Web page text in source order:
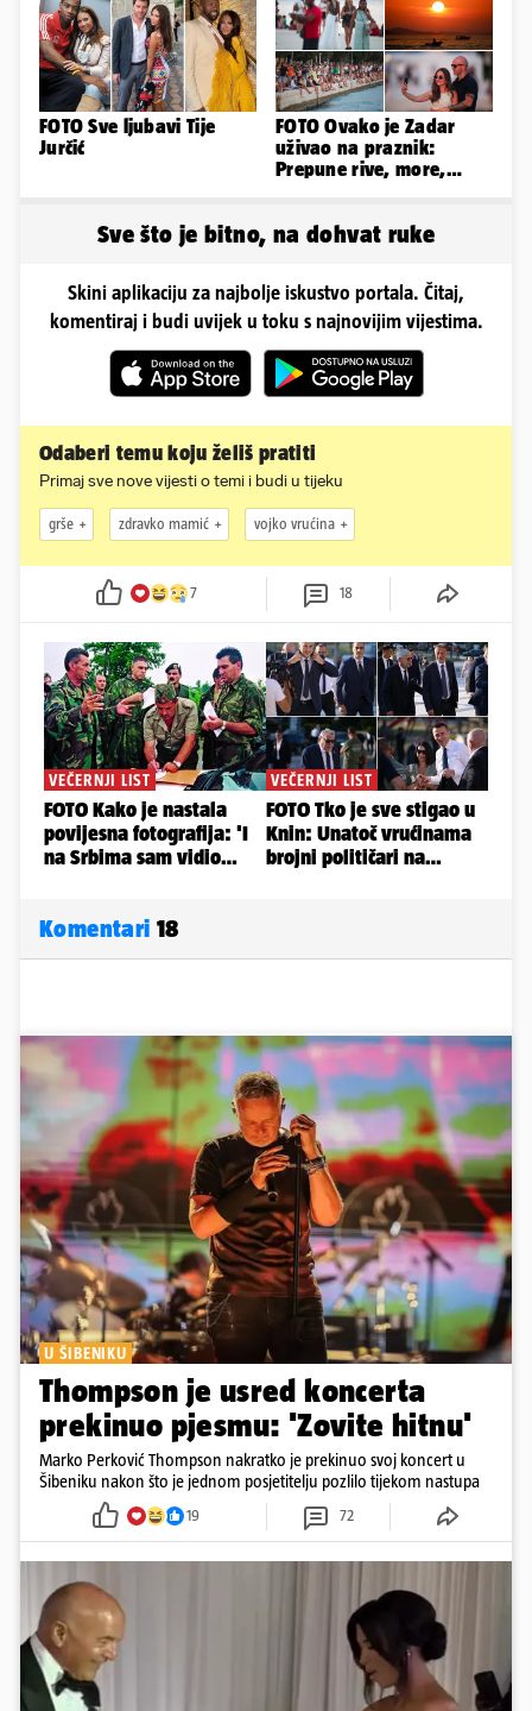
FOTO Sve ljubavi Tije
Jurčić
FOTO Ovako je Zadar
uživao na praznik:
Prepune rive, more,
Sve što je bitno, na dohvat ruke
Skini aplikaciju za najbolje iskustvo portala. Čitaj,
komentiraj i budi uvijek u toku s najnovijim vijestima.
Odaberi temu koju želiš pratiti
Primaj sve nove vijesti o temi i budi u tijeku
grše zdravko mamić vojko vrućina
7 18
Komentari 18
U ŠIBENIKU
Thompson je usred koncerta
prekinuo pjesmu: 'Zovite hitnu'
Marko Perković Thompson nakratko je prekinuo svoj koncert u
Šibeniku nakon što je jednom posjetitelju pozlilo tijekom nastupa
19 72